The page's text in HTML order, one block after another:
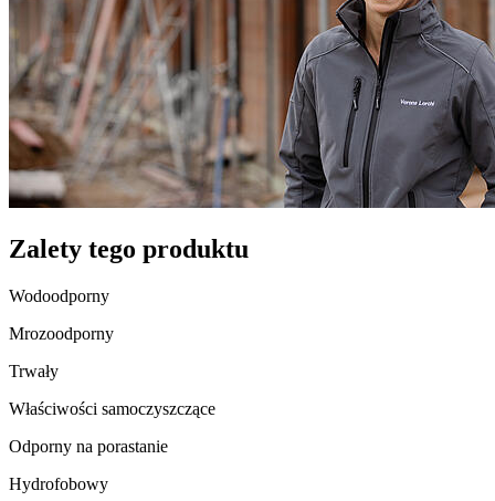
Zalety tego produktu
Wodoodporny
Mrozoodporny
Trwały
Właściwości samoczyszczące
Odporny na porastanie
Hydrofobowy